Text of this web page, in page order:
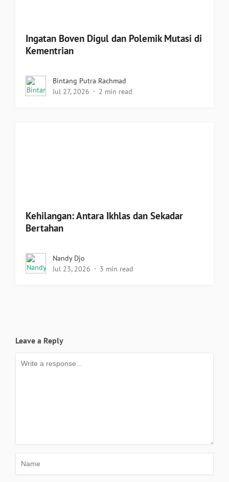
Ingatan Boven Digul dan Polemik Mutasi di
Kementrian
Bintang Putra Rachmad
Jul 27, 2026
2 min read
Kehilangan: Antara Ikhlas dan Sekadar
Bertahan
Nandy Djo
Jul 23, 2026
3 min read
Leave a Reply